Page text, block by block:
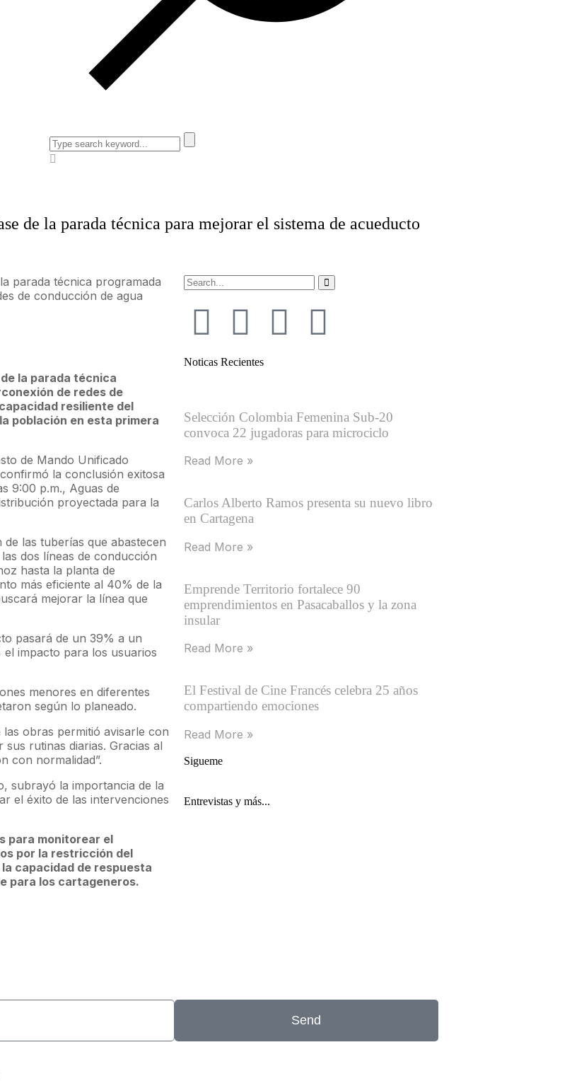
de la parada técnica para mejorar el sistema de acueducto
parada técnica programada
de conducción de agua
la parada técnica
de redes de
resiliente del
población en esta primera
de Mando Unificado
la conclusión exitosa
9:00 p.m., Aguas de
proyectada para la
las tuberías que abastecen
dos líneas de conducción
hasta la planta de
más eficiente al 40% de la
mejorar la línea que
pasará de un 39% a un
impacto para los usuarios
menores en diferentes
según lo planeado.
obras permitió avisarle con
rutinas diarias. Gracias al
con normalidad”.
subrayó la importancia de la
el éxito de las intervenciones
para monitorear el
por la restricción del
capacidad de respuesta
para los cartageneros.
Noticas Recientes
Selección Colombia Femenina Sub-20
convoca 22 jugadoras para microciclo
Read More »
Carlos Alberto Ramos presenta su nuevo libro
en Cartagena
Read More »
Emprende Territorio fortalece 90
emprendimientos en Pasacaballos y la zona
insular
Read More »
El Festival de Cine Francés celebra 25 años
compartiendo emociones
Read More »
Sigueme
Entrevistas y más...
Send